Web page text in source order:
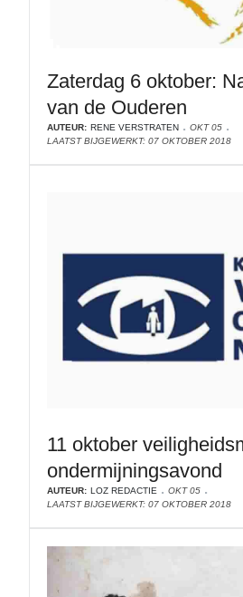
Zaterdag 6 oktober:
van de Ouderen
AUTEUR: RENE VERSTRATEN
OKT 05
LAATST BIJGEWERKT: 07 OKTOBER 2018
11 oktober
ondermijningsavond
AUTEUR: LOZ REDACTIE
OKT 05
LAATST BIJGEWERKT: 07 OKTOBER 2018